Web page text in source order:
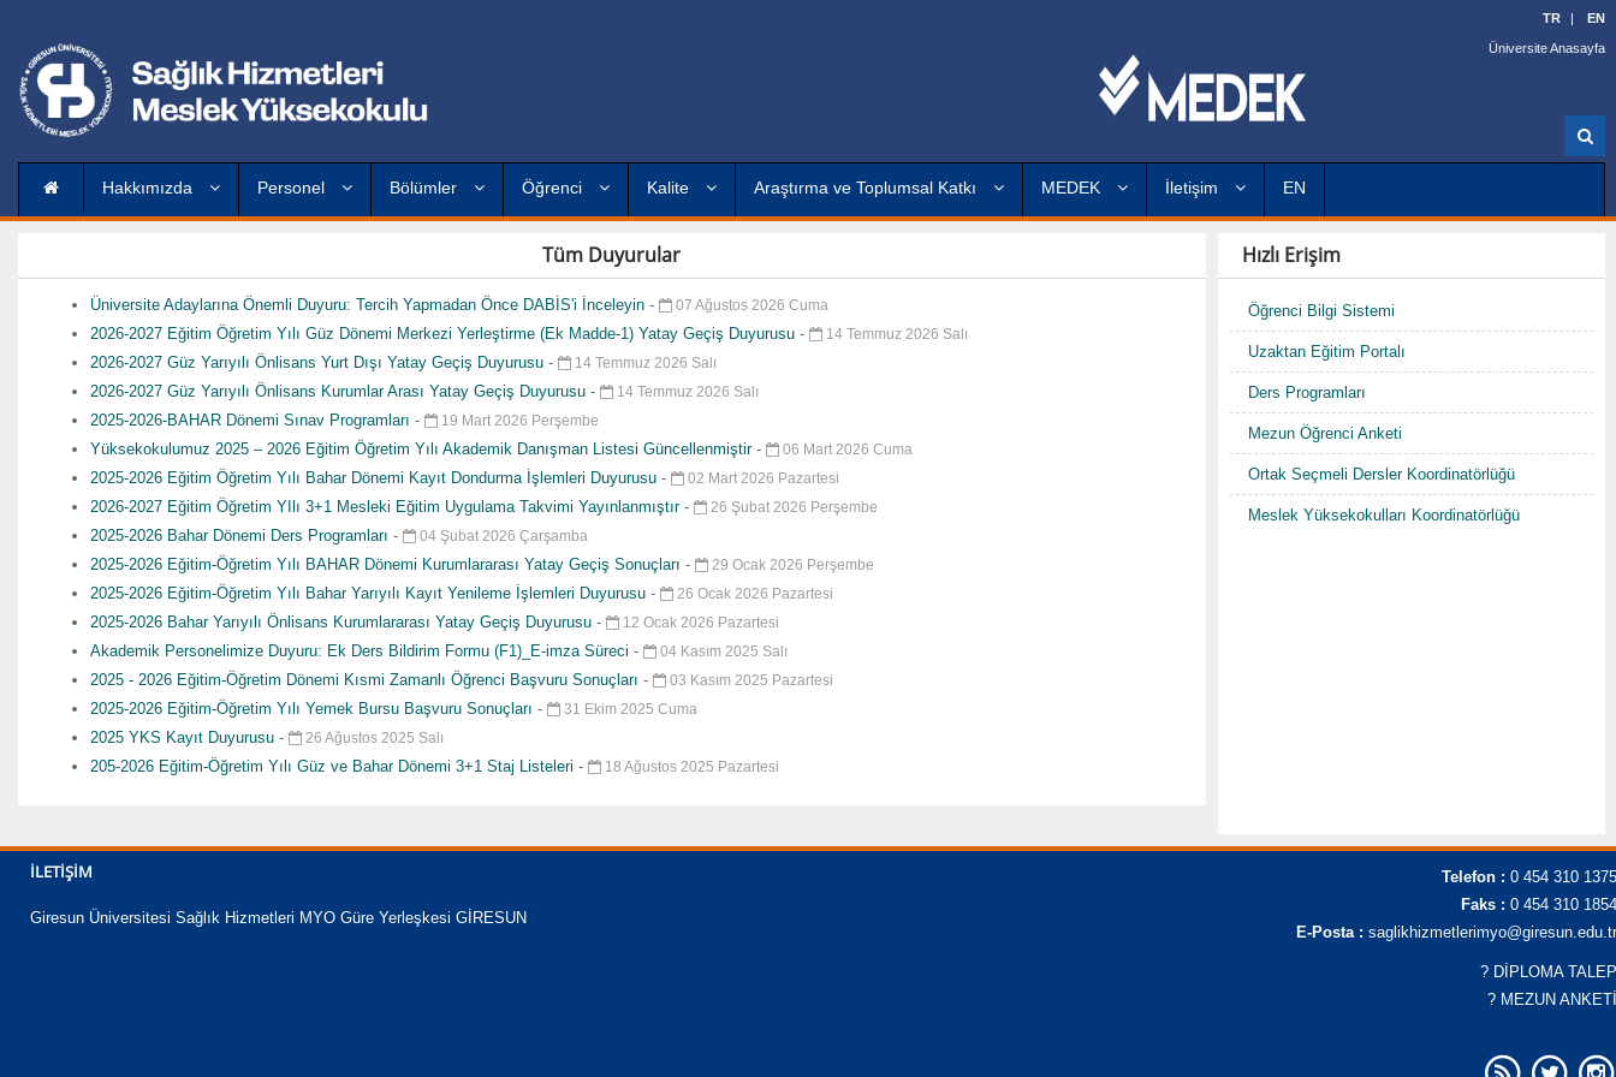
TR EN
Üniversite Anasayfa
r
Hakkımızda Personel Bölümler Öğrenci Kalite Araştırma ve Toplumsal Katkı MEDEK İletişim EN
Tüm Duyurular
Üniversite Adaylarına Önemli Duyuru: Tercih Yapmadan Önce DABİS'i İnceleyin - 07 Ağustos 2026 Cuma
2026-2027 Eğitim Öğretim Yılı Güz Dönemi Merkezi Yerleştirme (Ek Madde-1) Yatay Geçiş Duyurusu - 14 Temmuz 2026 Salı
2026-2027 Güz Yarıyılı Önlisans Yurt Dışı Yatay Geçiş Duyurusu - 14 Temmuz 2026 Salı
2026-2027 Güz Yarıyılı Önlisans Kurumlar Arası Yatay Geçiş Duyurusu - 14 Temmuz 2026 Salı
2025-2026-BAHAR Dönemi Sınav Programları - 19 Mart 2026 Perşembe
Yüksekokulumuz 2025 – 2026 Eğitim Öğretim Yılı Akademik Danışman Listesi Güncellenmiştir - 06 Mart 2026 Cuma
2025-2026 Eğitim Öğretim Yılı Bahar Dönemi Kayıt Dondurma İşlemleri Duyurusu - 02 Mart 2026 Pazartesi
2026-2027 Eğitim Öğretim YIlı 3+1 Mesleki Eğitim Uygulama Takvimi Yayınlanmıştır - 26 Şubat 2026 Perşembe
2025-2026 Bahar Dönemi Ders Programları - 04 Şubat 2026 Çarşamba
2025-2026 Eğitim-Öğretim Yılı BAHAR Dönemi Kurumlararası Yatay Geçiş Sonuçları - 29 Ocak 2026 Perşembe
2025-2026 Eğitim-Öğretim Yılı Bahar Yarıyılı Kayıt Yenileme İşlemleri Duyurusu - 26 Ocak 2026 Pazartesi
2025-2026 Bahar Yarıyılı Önlisans Kurumlararası Yatay Geçiş Duyurusu - 12 Ocak 2026 Pazartesi
Akademik Personelimize Duyuru: Ek Ders Bildirim Formu (F1)_E-imza Süreci - 04 Kasım 2025 Salı
2025 - 2026 Eğitim-Öğretim Dönemi Kısmi Zamanlı Öğrenci Başvuru Sonuçları - 03 Kasım 2025 Pazartesi
2025-2026 Eğitim-Öğretim Yılı Yemek Bursu Başvuru Sonuçları - 31 Ekim 2025 Cuma
2025 YKS Kayıt Duyurusu - 26 Ağustos 2025 Salı
205-2026 Eğitim-Öğretim Yılı Güz ve Bahar Dönemi 3+1 Staj Listeleri - 18 Ağustos 2025 Pazartesi
Hızlı Erişim
Öğrenci Bilgi Sistemi
Uzaktan Eğitim Portalı
Ders Programları
Mezun Öğrenci Anketi
Ortak Seçmeli Dersler Koordinatörlüğü
Meslek Yüksekokulları Koordinatörlüğü
İLETIŞIM
Giresun Üniversitesi Sağlık Hizmetleri MYO Güre Yerleşkesi GİRESUN
Telefon : 0 454 310 1375
Faks : 0 454 310 1854
E-Posta : saglikhizmetlerimyo@giresun.edu.tr
?DİPLOMA TALEP
?MEZUN ANKETİ